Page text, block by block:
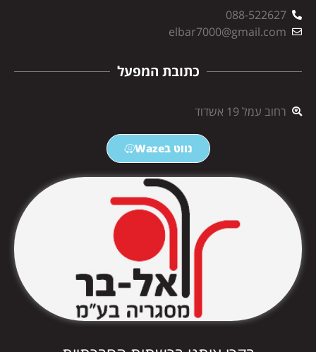
088-522627
elbar7000@gmail.com
כתובת המפעל
רחוב עמל 19 אשדוד
נווט בWaze